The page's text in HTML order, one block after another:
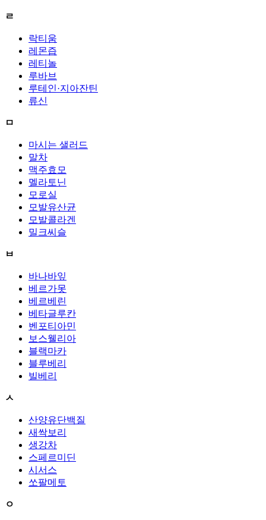
ㄹ
락티움
레몬즙
레티놀
루바브
루테인·지아잔틴
류신
ㅁ
마시는 샐러드
말차
맥주효모
멜라토닌
모로실
모발유산균
모발콜라겐
밀크씨슬
ㅂ
바나바잎
베르가못
베르베린
베타글루칸
벤포티아민
보스웰리아
블랙마카
블루베리
빌베리
ㅅ
산양유단백질
새싹보리
생강차
스페르미딘
시서스
쏘팔메토
ㅇ